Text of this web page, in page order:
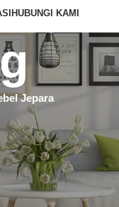
HUBUNGI KAMI
Jepara
Asli Jepara